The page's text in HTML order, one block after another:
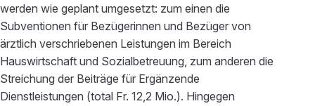
werden wie geplant umgesetzt: zum einen die
Subventionen für Bezügerinnen und Bezüger von
ärztlich verschriebenen Leistungen im Bereich
Hauswirtschaft und Sozialbetreuung, zum anderen die
Streichung der Beiträge für Ergänzende
Dienstleistungen (total Fr. 12,2 Mio.). Hingegen